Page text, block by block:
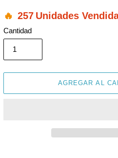
257 Unidades
Cantidad
AGREGAR AL